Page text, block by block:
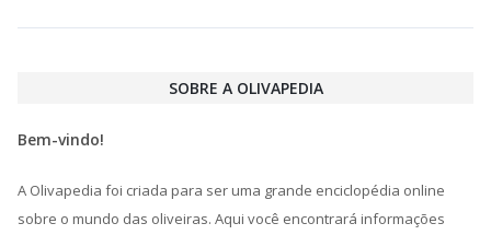
SOBRE A OLIVAPEDIA
Bem-vindo!
A Olivapedia foi criada para ser uma grande enciclopédia online
sobre o mundo das oliveiras. Aqui você encontrará informações